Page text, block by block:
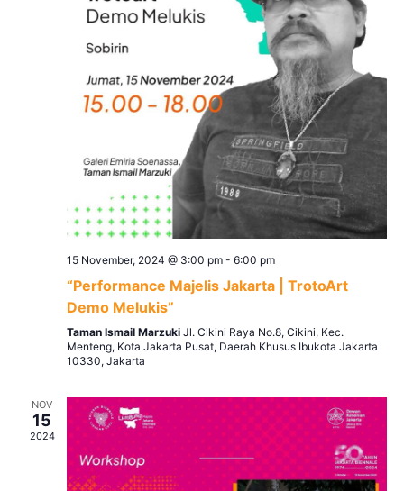
15 November, 2024 @ 3:00 pm- 6:00 pm
“Performance Majelis Jakarta | TrotoArt
Demo Melukis”
Taman Ismail Marzuki Jl. Cikini Raya No.8, Cikini, Kec.
Menteng, Kota Jakarta Pusat, Daerah Khusus Ibukota Jakarta
10330, Jakarta
NOV
15
2024